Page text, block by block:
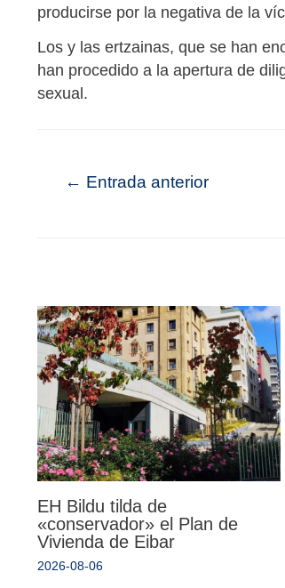
producirse por la negativa de la
Los y las ertzainas, que se han
han procedido a la apertura de
sexual.
← Entrada anterior
EH Bildu tilda de
«conservador» el Plan de
Vivienda de Eibar
2026-08-06